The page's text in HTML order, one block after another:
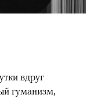
вдруг
гуманизм,